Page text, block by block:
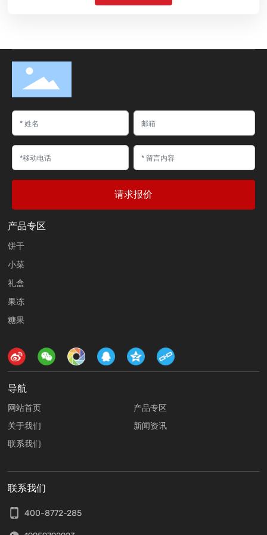
请求报价
产品专区
饼干
小菜
礼盒
果冻
糖果
导航
网站首页
产品专区
关于我们
新闻资讯
联系我们
联系我们
400-8772-285